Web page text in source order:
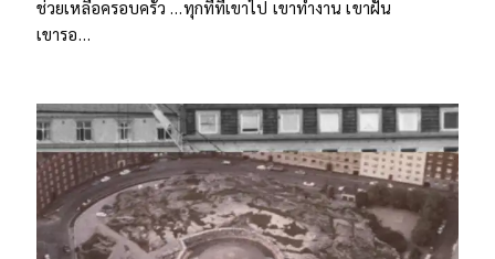
ช่วยเหลือครอบครัว …ทุกที่ที่เขาไป เขาทำงาน เขาฝัน
เขารอ…